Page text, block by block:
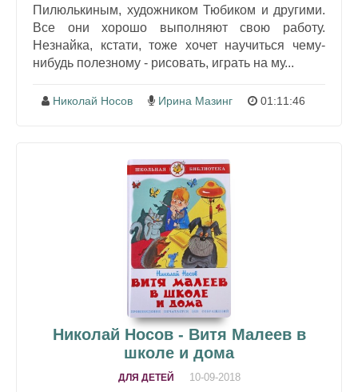
Пилюлькиным, художником Тюбиком и другими.
Все они хорошо выполняют свою работу.
Незнайка, кстати, тоже хочет научиться чему-
нибудь полезному - рисовать, играть на му...
Николай Носов Ирина Мазинг 01:11:46
Николай Носов - Витя Малеев в
школе и дома
ДЛЯ ДЕТЕЙ 10-09-2018